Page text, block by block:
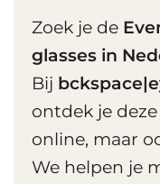
Zoek je de
glasses in
Bij
ontdek je
online, maar
We helpen je